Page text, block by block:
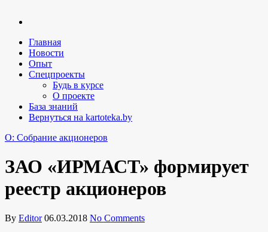
Главная
Новости
Опыт
Спецпроекты
Будь в курсе
О проекте
База знаний
Вернуться на kartoteka.by
O: Собрание акционеров
ЗАО «ИРМАСТ» формирует
реестр акционеров
By Editor 06.03.2018 No Comments